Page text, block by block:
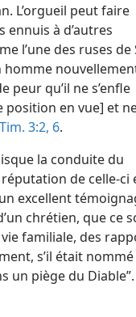
L’orgueil peut faire
à d’autres
l’une des ruses de
homme
peur qu’il ne s’enfle
position en vue] et
3:2, 6.
la conduite du
de celle-ci
excellent
chrétien, que ce
familiale, des
s’il était
un piège du